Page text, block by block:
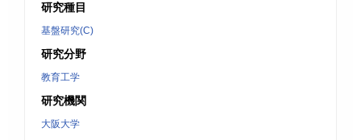
研究種目
基盤研究(C)
研究分野
教育工学
研究機関
大阪大学